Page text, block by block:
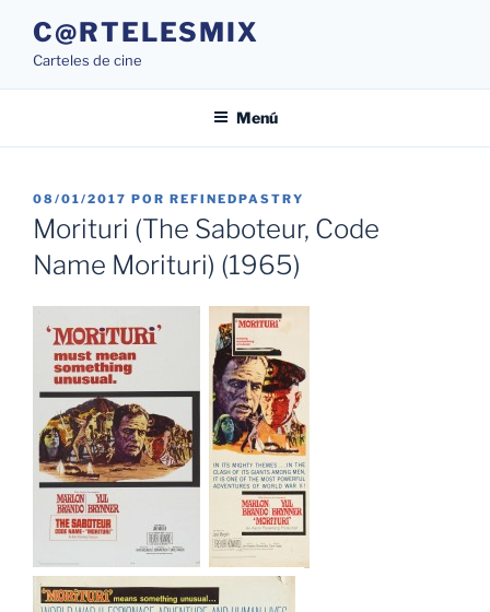
contenido
C@RTELESMIX
Carteles de cine
Menú
PUBLICADO
EL
08/01/2017 POR REFINEDPASTRY
Morituri (The Saboteur, Code
Name Morituri) (1965)